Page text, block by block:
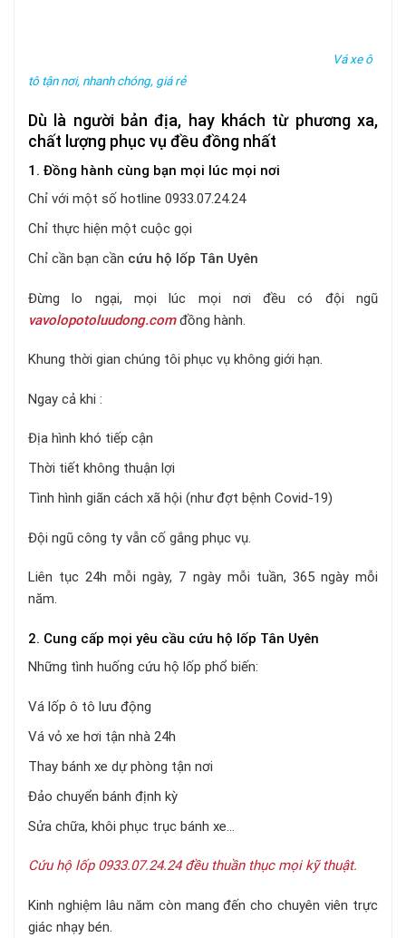
Vá xe ô
tô tận nơi, nhanh chóng, giá rẻ
Dù là người bản địa, hay khách từ phương xa,
chất lượng phục vụ đều đồng nhất
1. Đồng hành cùng bạn mọi lúc mọi nơi
Chỉ với một số hotline 0933.07.24.24
Chỉ thực hiện một cuộc gọi
Chỉ cần bạn cần cứu hộ lốp Tân Uyên
Đừng lo ngại, mọi lúc mọi nơi đều có đội ngũ
vavolopotoluudong.comđồng hành.
Khung thời gian chúng tôi phục vụ không giới hạn.
Ngay cả khi :
Địa hình khó tiếp cận
Thời tiết không thuận lợi
Tình hình giãn cách xã hội (như đợt bệnh Covid-19)
Đội ngũ công ty vẫn cố gắng phục vụ.
Liên tục 24h mỗi ngày, 7 ngày mỗi tuần, 365 ngày mỗi
năm.
2. Cung cấp mọi yêu cầu cứu hộ lốp Tân Uyên
Những tình huống cứu hộ lốp phổ biến:
Vá lốp ô tô lưu động
Vá vỏ xe hơi tận nhà 24h
Thay bánh xe dự phòng tận nơi
Đảo chuyển bánh định kỳ
Sửa chữa, khôi phục trục bánh xe…
Cứu hộ lốp 0933.07.24.24 đều thuần thục mọi kỹ thuật.
Kinh nghiệm lâu năm còn mang đến cho chuyên viên trực
giác nhạy bén.